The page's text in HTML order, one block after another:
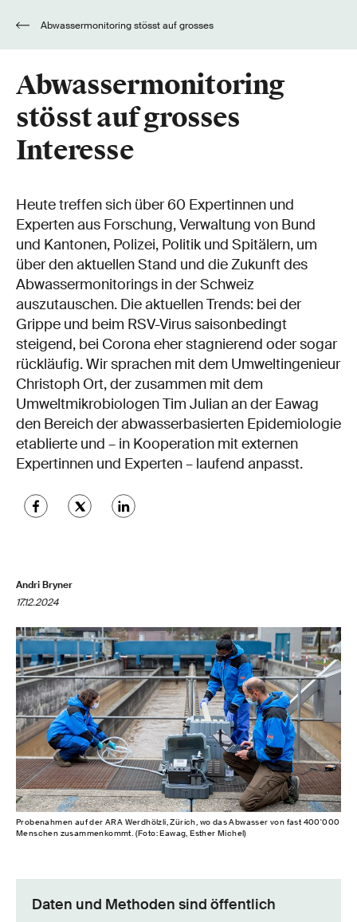
Abwassermonitoring
stösst auf grosses
Interesse
Heute treffen sich über 60 Expertinnen und
Experten aus Forschung, Verwaltung von Bund
und Kantonen, Polizei, Politik und Spitälern, um
über den aktuellen Stand und die Zukunft des
Abwassermonitorings in der Schweiz
auszutauschen. Die aktuellen Trends: bei der
Grippe und beim RSV-Virus saisonbedingt
steigend, bei Corona eher stagnierend oder sogar
rückläufig. Wir sprachen mit dem Umweltingenieur
Christoph Ort, der zusammen mit dem
Umweltmikrobiologen Tim Julian an der Eawag
den Bereich der abwasserbasierten Epidemiologie
etablierte und – in Kooperation mit externen
Expertinnen und Experten – laufend anpasst.
Andri Bryner
17.12.2024
Probenahmen auf der ARA Werdhölzli, Zürich, wo das Abwasser von fast 400'000
Menschen zusammenkommt. (Foto: Eawag, Esther Michel)
Daten und Methoden sind öffentlich